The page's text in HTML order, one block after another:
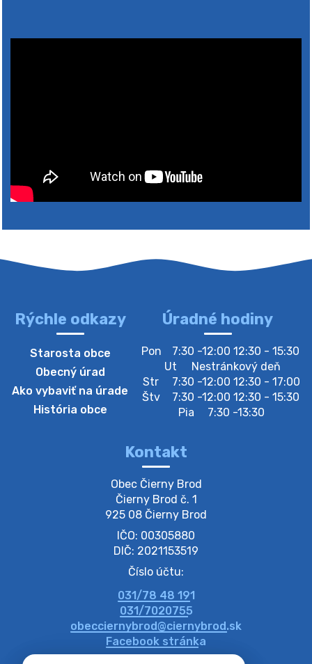
4. augusta 2026 10:05
Zberný dvor-Gyűjtőudvar
Oznamujeme obyvateľom, že v stredu 05. augusta
bude zberný dvor zatvorený. Értesítjük a lakosokat,
hogy szerdán augusztus 05-én a gyűjtőudvar zárva
lesz https://ciernybrod.sk?p=214…
Zber separovaného odpadu plastu-
Szeparált műanya…
Oznamujeme obyvateľom, že v stredu 05. augusta
prebehne zber separovaného odpadu plastu. Prosíme
obyvateľov, aby vrecia s odpadom vyložili pred dom už
večer vopred, nakoľko firma F…
4. augusta 2026 09:51
Oznámenie o plánovanom prerušení dodávky
elektri…
Oznamujeme Vám, že v určitých dňoch bude v
niektorých častiach našej obce plánované prerušenie
Rýchle odkazy
Starosta obce
Obecný úrad
Ako vybaviť na úrade
História obce
Úradné hodiny
Pon
7:30 -12:00 12:30 - 15:30
Ut
Nestránkový deň
Str
7:30 -12:00 12:30 - 17:00
Štv
7:30 -12:00 12:30 - 15:30
Pia
7:30 -13:30
Kontakt
Obec Čierny Brod
Čierny Brod č. 1
925 08 Čierny Brod
IČO: 00305880
DIČ: 2021153519
Číslo účtu:
031/78 48 191
031/7020755
obecciernybrod@ciernybrod.sk
Facebook stránka